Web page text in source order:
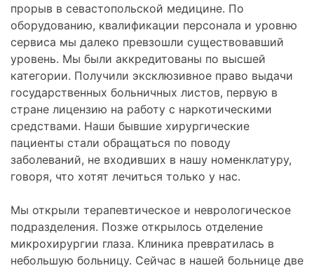
прорыв в севастопольской медицине. По
оборудованию, квалификации персонала и уровню
сервиса мы далеко превзошли существовавший
уровень. Мы были аккредитованы по высшей
категории. Получили эксклюзивное право выдачи
государственных больничных листов, первую в
стране лицензию на работу с наркотическими
средствами. Наши бывшие хирургические
пациенты стали обращаться по поводу
заболеваний, не входивших в нашу номенклатуру,
говоря, что хотят лечиться только у нас.
Мы открыли терапевтическое и неврологическое
подразделения. Позже открылось отделение
микрохирургии глаза. Клиника превратилась в
небольшую больницу. Сейчас в нашей больнице две